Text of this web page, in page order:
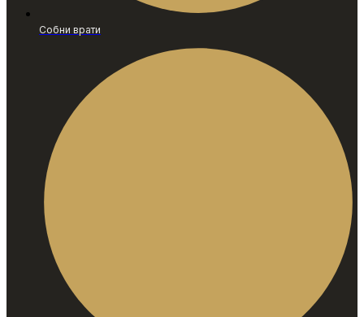
Собни врати